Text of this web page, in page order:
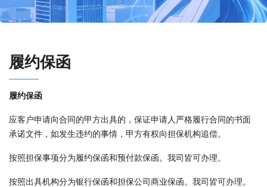
履约保函
履约保函
应客户申请向合同的甲方出具的，保证申请人严格履行合同的书面
承诺文件，如发生违约的事情，甲方有权向担保机构追偿。
按照担保事项分为履约保函和预付款保函。我司皆可办理。
按照出具机构分为银行保函和担保公司商业保函。我司皆可办理。